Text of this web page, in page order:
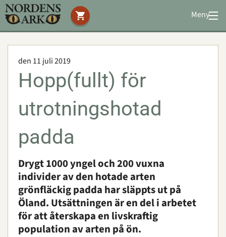
Meny
Stöd oss
Bevarande
Utbildning
Boende
Om oss | Öppettider | Press
Sök
den 11 juli 2019
Hopp(fullt) för
utrotningshotad
padda
Drygt 1000 yngel och 200 vuxna
individer av den hotade arten
grönfläckig padda har släppts ut på
Öland. Utsättningen är en del i arbetet
för att återskapa en livskraftig
population av arten på ön.